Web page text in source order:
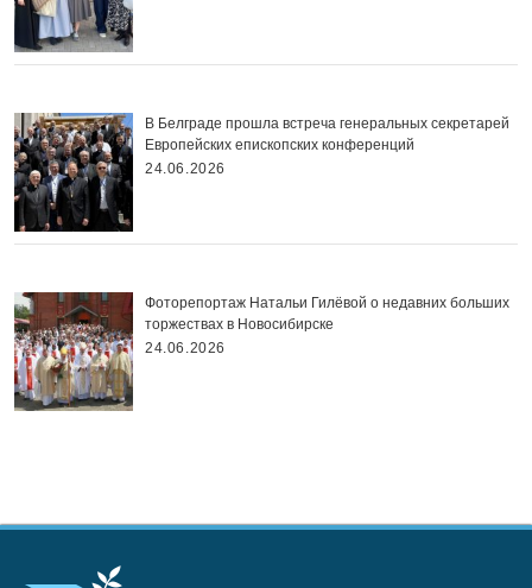
В Белграде прошла встреча генеральных секретарей
Европейских епископских конференций
24.06.2026
Фоторепортаж Натальи Гилёвой о недавних больших
торжествах в Новосибирске
24.06.2026